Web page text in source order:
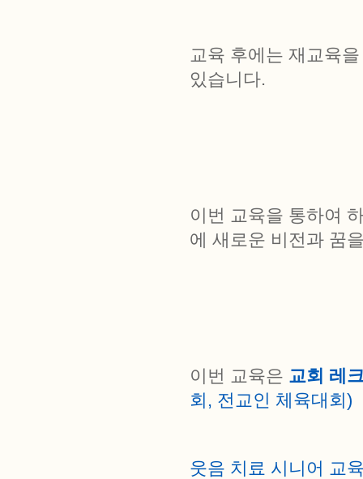
교육 후에는 재교육
있습니다.
이번 교육을 통하여
에 새로운 비전과 꿈
이번 교육은 교회 레
회, 전교인 체육대회)
웃음 치료 시니어 교